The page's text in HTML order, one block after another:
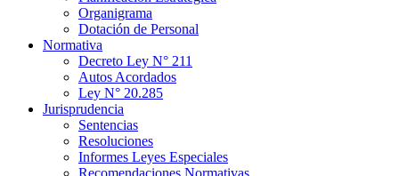
Organigrama
Dotación de Personal
Normativa
Decreto Ley N° 211
Autos Acordados
Ley N° 20.285
Jurisprudencia
Sentencias
Resoluciones
Informes Leyes Especiales